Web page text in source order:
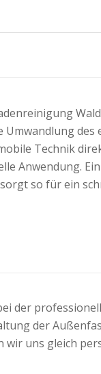
des
Technik
Anwendung.
so für ein
der
der
wir uns gleich